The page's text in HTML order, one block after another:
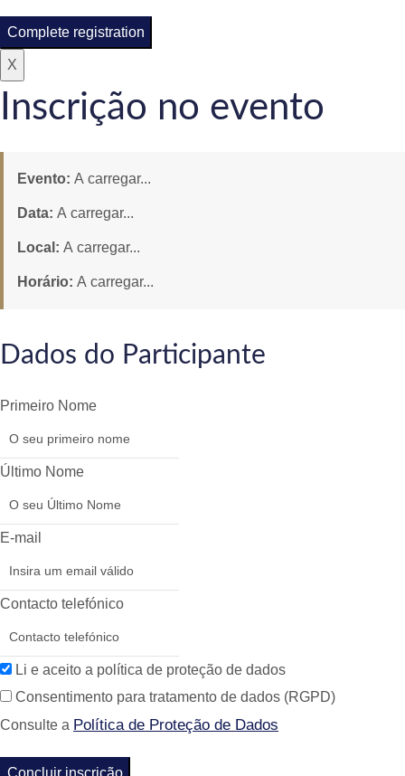
Complete registration
X
Inscrição no evento
Evento: A carregar...
Data: A carregar...
Local: A carregar...
Horário: A carregar...
Dados do Participante
Primeiro Nome
Último Nome
E-mail
Contacto telefónico
Li e aceito a política de proteção de dados
Consentimento para tratamento de dados (RGPD)
Consulte a Política de Proteção de Dados
Concluir inscrição